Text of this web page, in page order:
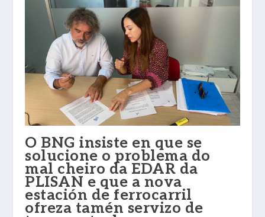
O BNG insiste en que se
solucione o problema do
mal cheiro da EDAR da
PLISAN e que a nova
estación de ferrocarril
ofreza tamén servizo de